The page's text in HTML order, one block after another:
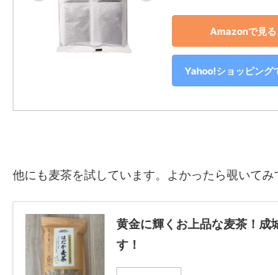
Amazonで見る
Yahoo!ショッピング
他にも麦茶を試しています。よかったら覗いてみ
黄金に輝くお上品な麦茶！成
す！